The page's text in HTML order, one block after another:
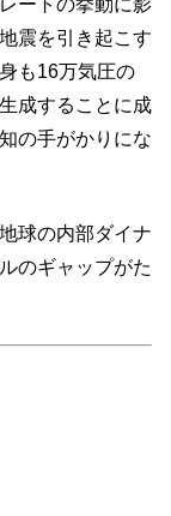
ートの挙動に影
震を引き起こす
も16万気圧の
成することに成
の手がかりにな
球の内部ダイナ
のギャップがた